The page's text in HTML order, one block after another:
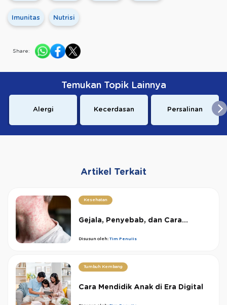
Imunitas Nutrisi
Share:
Temukan Topik Lainnya
Alergi Kecerdasan Persalinan
Artikel Terkait
Kesehatan
Gejala, Penyebab, dan Cara...
Disusun oleh: Tim Penulis
Tumbuh Kembang
Cara Mendidik Anak di Era Digital